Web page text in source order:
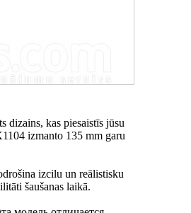
dizains, kas piesaistīs jūsu
izmanto 135 mm garu
izcilu un reālistisku
šaušanas laikā.